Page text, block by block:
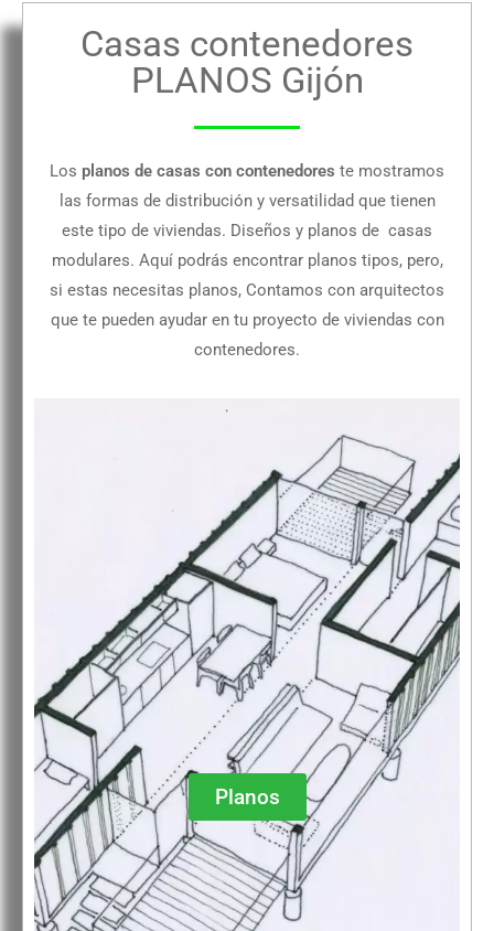
Casas contenedores
PLANOS Gijón
Los planos de casas con contenedores te mostramos
las formas de distribución y versatilidad que tienen
este tipo de viviendas. Diseños y planos de casas
modulares. Aquí podrás encontrar planos tipos, pero,
si estas necesitas planos, Contamos con arquitectos
que te pueden ayudar en tu proyecto de viviendas con
contenedores.
Planos